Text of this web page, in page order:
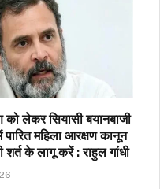
को लेकर सियासी बयानबाजी
महिला आरक्षण कानून
शर्त के लागू करें : राहुल गांधी